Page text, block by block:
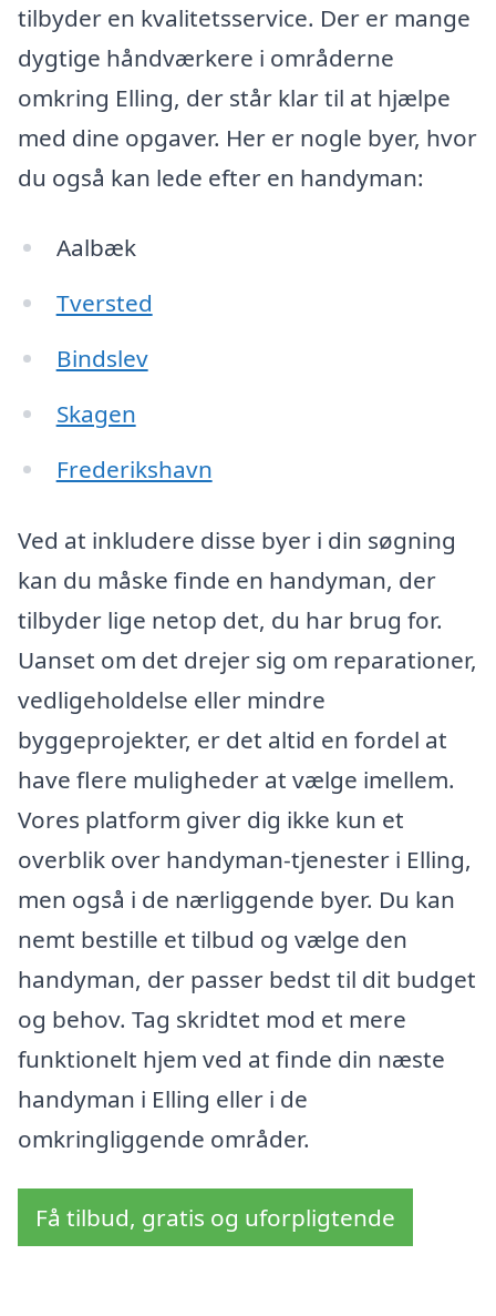
tilbyder en kvalitetsservice. Der er mange
dygtige håndværkere i områderne
omkring Elling, der står klar til at hjælpe
med dine opgaver. Her er nogle byer, hvor
du også kan lede efter en handyman:
Aalbæk
Tversted
Bindslev
Skagen
Frederikshavn
Ved at inkludere disse byer i din søgning
kan du måske finde en handyman, der
tilbyder lige netop det, du har brug for.
Uanset om det drejer sig om reparationer,
vedligeholdelse eller mindre
byggeprojekter, er det altid en fordel at
have flere muligheder at vælge imellem.
Vores platform giver dig ikke kun et
overblik over handyman-tjenester i Elling,
men også i de nærliggende byer. Du kan
nemt bestille et tilbud og vælge den
handyman, der passer bedst til dit budget
og behov. Tag skridtet mod et mere
funktionelt hjem ved at finde din næste
handyman i Elling eller i de
omkringliggende områder.
Få tilbud, gratis og uforpligtende